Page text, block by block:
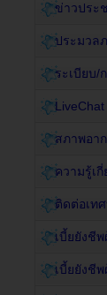
ข่าวประ
ประมวล
ระเบียบ/
สภาพอา
ความรู้เ
ติดต่อเท
เบี้ยยังชีพ
เบี้ยยังชี